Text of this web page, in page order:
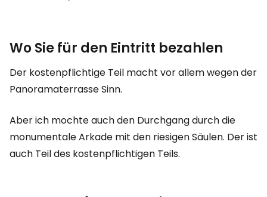
Wo Sie für den Eintritt bezahlen
Der kostenpflichtige Teil macht vor allem wegen der
Panoramaterrasse Sinn.
Aber ich mochte auch den Durchgang durch die
monumentale Arkade mit den riesigen Säulen. Der ist
auch Teil des kostenpflichtigen Teils.